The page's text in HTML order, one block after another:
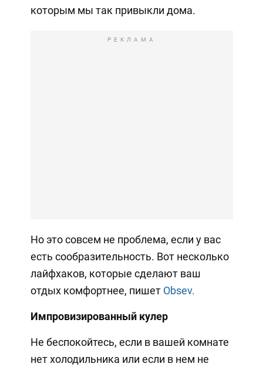
которым мы так привыкли дома.
РЕКЛАМА
Но это совсем не проблема, если у вас
есть сообразительность. Вот несколько
лайфхаков, которые сделают ваш
отдых комфортнее, пишет Obsev.
Импровизированный кулер
Не беспокойтесь, если в вашей комнате
нет холодильника или если в нем не